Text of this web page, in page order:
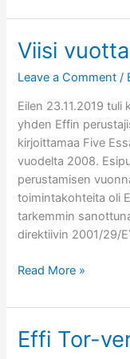
ry:n
14.12.2019
Helsingissä
Viisi
Leave a Comment /
Eilen 23.11.2019 tuli
yhden Effin
kirjoittamaa Five
vuodelta 2008.
perustamisen
toimintakohteita oli
tarkemmin
direktiivin 2001/29/
Viisi
ilman
Oksasta
Read More »
Effi Tor-